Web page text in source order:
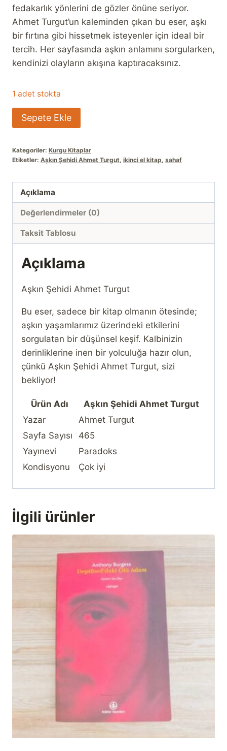
fedakarlık yönlerini de gözler önüne seriyor.
Ahmet Turgut’un kaleminden çıkan bu eser, aşkı
bir fırtına gibi hissetmek isteyenler için ideal bir
tercih. Her sayfasında aşkın anlamını sorgularken,
kendinizi olayların akışına kaptıracaksınız.
1 adet stokta
Aşkın
Şehidi
Turgut
Sepete Ekle
Kategoriler: Kurgu Kitaplar
Etiketler: Aşkın Şehidi Ahmet Turgut, ikinci el kitap, sahaf
Açıklama
Değerlendirmeler (0)
Taksit Tablosu
Açıklama
Aşkın Şehidi Ahmet Turgut
Bu eser, sadece bir kitap olmanın ötesinde;
aşkın yaşamlarımız üzerindeki etkilerini
sorgulatan bir düşünsel keşif. Kalbinizin
derinliklerine inen bir yolculuğa hazır olun,
çünkü Aşkın Şehidi Ahmet Turgut, sizi
bekliyor!
Ürün Adı
Aşkın Şehidi Ahmet Turgut
Yazar
Ahmet Turgut
Sayfa Sayısı
465
Yayınevi
Paradoks
Kondisyonu
Çok iyi
İlgili ürünler